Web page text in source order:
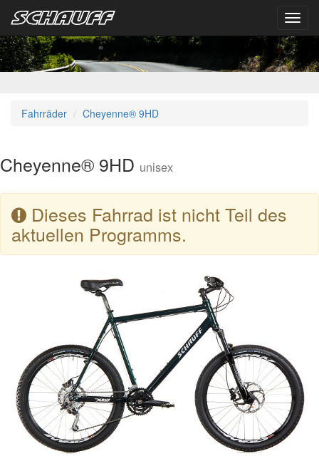
Fahrräder Cheyenne® 9HD
Cheyenne® 9HD unisex
Dieses Fahrrad ist nicht Teil des
aktuellen Programms.